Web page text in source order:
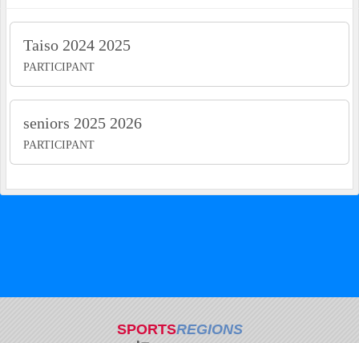
Taiso 2024 2025
PARTICIPANT
seniors 2025 2026
PARTICIPANT
SPORTSREGIONS